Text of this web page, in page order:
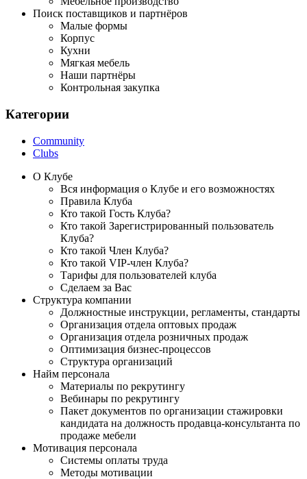
Поиск поставщиков и партнёров
Малые формы
Корпус
Кухни
Мягкая мебель
Наши партнёры
Контрольная закупка
Категории
Community
Clubs
О Клубе
Вся информация о Клубе и его возможностях
Правила Клуба
Кто такой Гость Клуба?
Кто такой Зарегистрированный пользователь
Клуба?
Кто такой Член Клуба?
Кто такой VIP-член Клуба?
Тарифы для пользователей клуба
Сделаем за Вас
Структура компании
Должностные инструкции, регламенты, стандарты
Организация отдела оптовых продаж
Организация отдела розничных продаж
Оптимизация бизнес-процессов
Структура организаций
Найм персонала
Материалы по рекрутингу
Вебинары по рекрутингу
Пакет документов по организации стажировки
кандидата на должность продавца-консультанта по
продаже мебели
Мотивация персонала
Системы оплаты труда
Методы мотивации